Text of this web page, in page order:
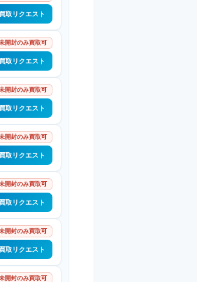
買取リクエスト
開封のみ買取可
買取リクエスト
開封のみ買取可
買取リクエスト
開封のみ買取可
買取リクエスト
開封のみ買取可
買取リクエスト
開封のみ買取可
買取リクエスト
開封のみ買取可